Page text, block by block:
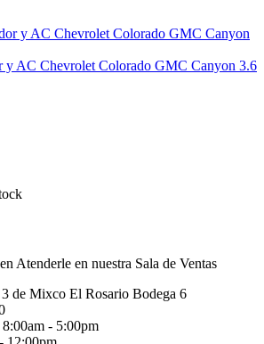
y AC Chevrolet Colorado GMC Canyon 3.6
Atenderle en nuestra Sala de Ventas
de Mixco El Rosario Bodega 6
- 5:00pm